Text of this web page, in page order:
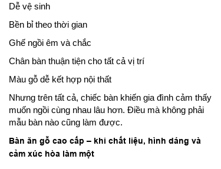
Dễ vệ sinh
Bền bỉ theo thời gian
Ghế ngồi êm và chắc
Chân bàn thuận tiện cho tất cả vị trí
Màu gỗ dễ kết hợp nội thất
Nhưng trên tất cả, chiếc bàn khiến gia đình cảm thấy
muốn ngồi cùng nhau lâu hơn. Điều mà không phải
mẫu bàn nào cũng làm được.
Bàn ăn gỗ cao cấp – khi chất liệu, hình dáng và
cảm xúc hòa làm một